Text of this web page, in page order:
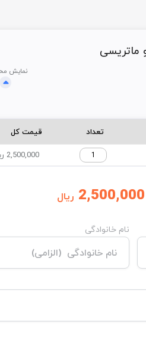
ماتریسی
نمایش
تعداد
قیمت کل
2,500,000 ریال
2,500,000 ریال
نام خانوادگی